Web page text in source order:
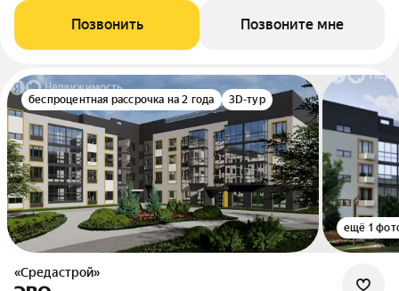
Позвонить Позвоните мне
беспроцентная рассрочка на 2 года 3D-тур
ещё 1
«Средастрой»